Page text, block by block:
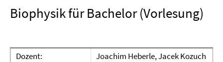
Biophysik für Bachelor (Vorlesung)
Dozent:
Joachim Heberle, Jacek Kozuch